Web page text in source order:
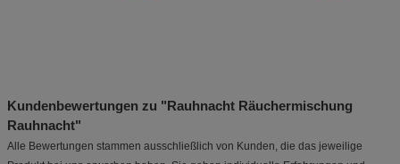
Kundenbewertungen zu "Rauhnacht Räuchermischung
Rauhnacht"
Alle Bewertungen stammen ausschließlich von Kunden, die das jeweilige